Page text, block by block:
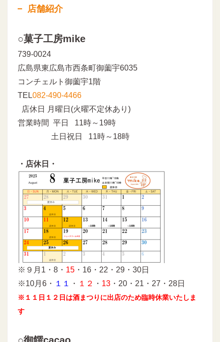
店舗紹介
○菓子工房mike
739-0024
広島県東広島市西条町御薗宇6035
コンチェルト御薗宇1階
TEL082-490-4466
店休日 月曜日(火曜不定休あり)
営業時間 平日 11時～19時
土日祝日 11時～18時
・店休日・
※９月1・8・ 15 ・16・22・29・30日
※10月6・ １１ ・ １２ ・ 13 ・20・21・27・28日
※１１日１２日は酒まつりに出店のため臨時休業いたしま
す